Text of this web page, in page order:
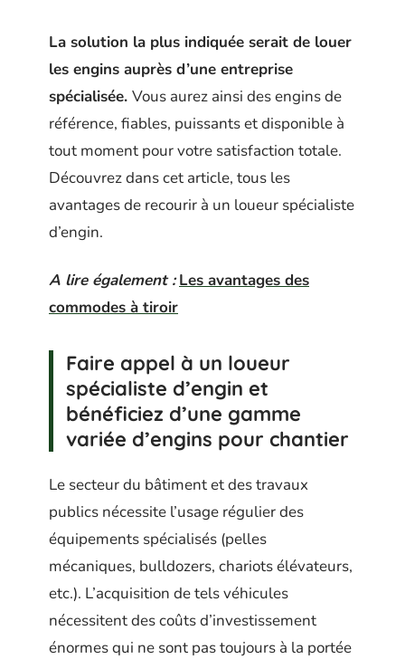
La solution la plus indiquée serait de louer
les engins auprès d’une entreprise
spécialisée. Vous aurez ainsi des engins de
référence, fiables, puissants et disponible à
tout moment pour votre satisfaction totale.
Découvrez dans cet article, tous les
avantages de recourir à un loueur spécialiste
d’engin.
A lire également : Les avantages des
commodes à tiroir
Faire appel à un loueur
spécialiste d’engin et
bénéficiez d’une gamme
variée d’engins pour chantier
Le secteur du bâtiment et des travaux
publics nécessite l’usage régulier des
équipements spécialisés (pelles
mécaniques, bulldozers, chariots élévateurs,
etc.). L’acquisition de tels véhicules
nécessitent des coûts d’investissement
énormes qui ne sont pas toujours à la portée